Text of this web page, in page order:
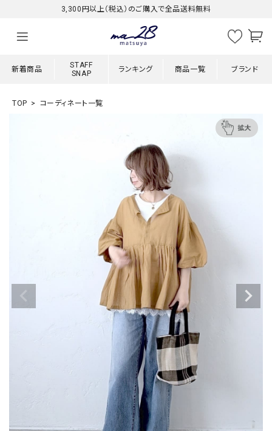
3,300円以上（税込）のご購入で全品送料無料
新着商品
STAFF
SNAP
ランキング 商品一覧 ブランド
TOP コーディネート一覧